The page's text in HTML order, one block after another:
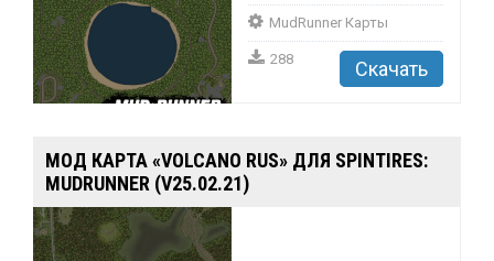
MudRunner Карты
288 Скачать
МОД КАРТА «VOLCANO RUS» ДЛЯ SPINTIRES:
MUDRUNNER (V25.02.21)